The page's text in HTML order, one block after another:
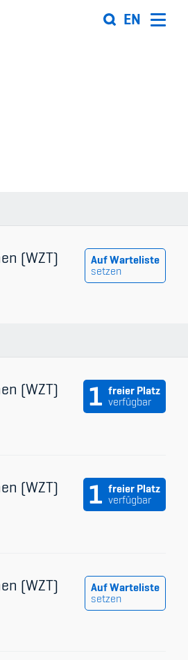
EN
und Partner
(WZT) Auf Warteliste
setzen
(WZT) 1 freier Platz
verfügbar
(WZT) 1 freier Platz
verfügbar
(WZT) Auf Warteliste
setzen